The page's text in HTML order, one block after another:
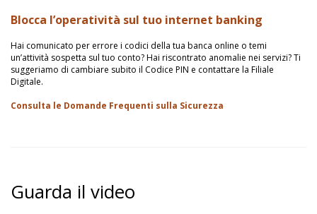
Blocca l’operatività sul tuo internet banking
Hai comunicato per errore i codici della tua banca online o temi
un’attività sospetta sul tuo conto? Hai riscontrato anomalie nei servizi? Ti
suggeriamo di cambiare subito il Codice PIN e contattare la Filiale
Digitale.
Consulta le Domande Frequenti sulla Sicurezza
Guarda il video